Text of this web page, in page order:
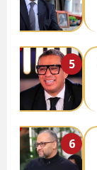
5
6